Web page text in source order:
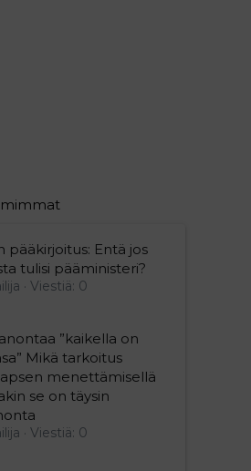
pääkirjoitus: Entä jos
tulisi pääministeri?
Viestiä: 0
”kaikella on
Mikä tarkoitus
menettämisellä
se on täysin
Viestiä: 0